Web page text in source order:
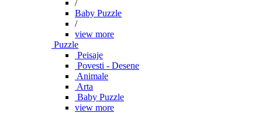
/
Baby Puzzle
/
view more
Puzzle
Peisaje
Povesti - Desene
Animale
Arta
Baby Puzzle
view more